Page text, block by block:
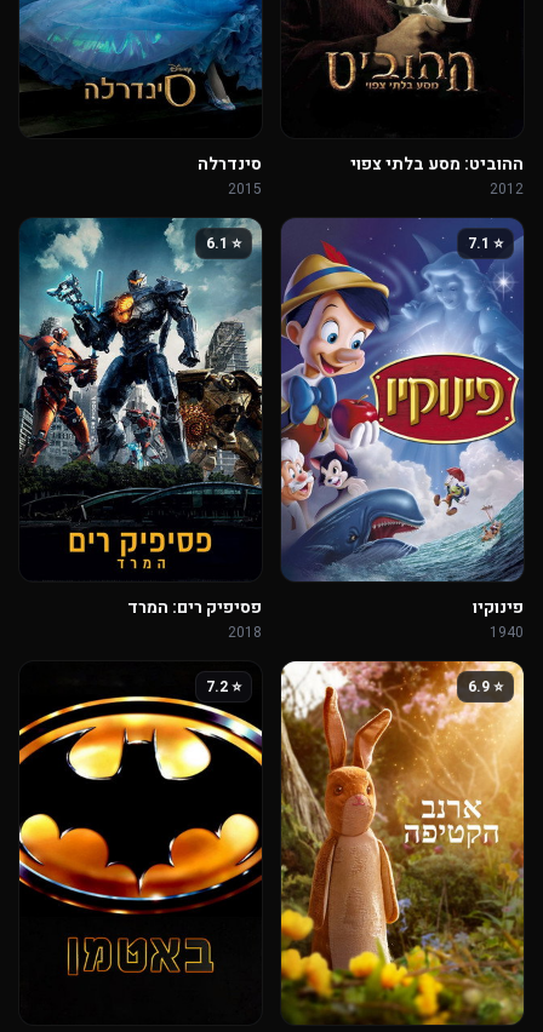
ההוביט: מסע בלתי צפוי
2012
סינדרלה
2015
⭐ 7.1
פינוקיו
1940
⭐ 6.1
פסיפיק רים: המרד
2018
⭐ 6.9
⭐ 7.2